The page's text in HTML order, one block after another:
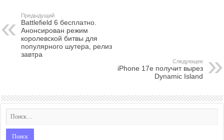
Предыдущий
Battlefield 6 бесплатно.
Анонсирован режим
королевской битвы для
популярного шутера, релиз
завтра
Следующее
iPhone 17e получит вырез
Dynamic Island